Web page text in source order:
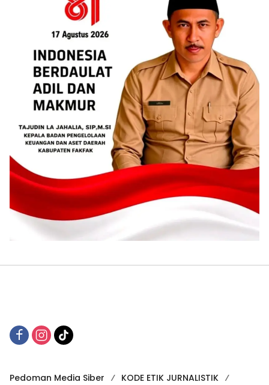
Pedoman Media Siber KODE ETIK JURNALISTIK